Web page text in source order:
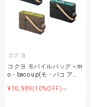
コクヨ
コクヨ モバイルバッグ＜m
o・baco up(モ・バコ ア…
¥10,989(10%OFF)～